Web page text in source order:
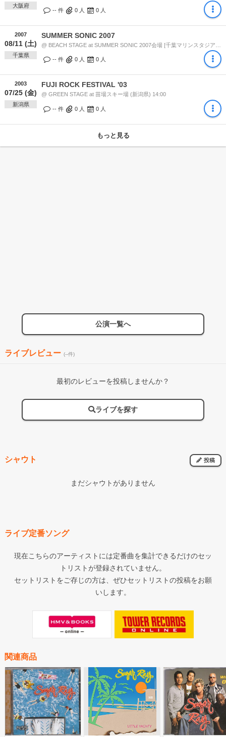
大阪府
-- 件 0 人 0 人
2007
08/11 (土)
千葉県
SUMMER SONIC 2007
-- 件 0 人 0 人
2003
07/25 (金)
新潟県
FUJI ROCK FESTIVAL '03
@ GREEN STAGE at 苗場スキー場 (新潟県) 14:00
-- 件 0 人 0 人
もっと見る
公演一覧へ
ライブレビュー (--件)
最初のレビューを投稿しませんか？
ライブを探す
シャウト 投稿
まだシャウトがありません
ライブ定番ソング
現在こちらのアーティストには定番曲を集計できるだけのセッ
トリストが登録されていません。
セットリストをご存じの方は、ぜひセットリストの投稿をお願
いします。
関連商品